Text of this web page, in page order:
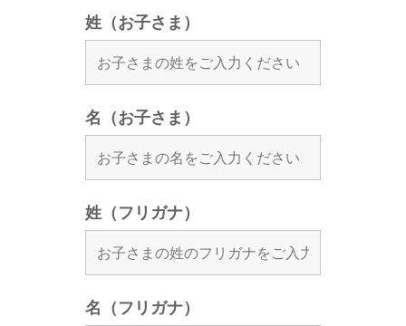
姓（お子さま）
名（お子さま）
姓（フリガナ）
名（フリガナ）